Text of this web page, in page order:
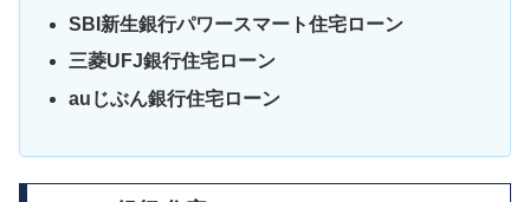
SBI新生銀行パワースマート住宅ローン
三菱UFJ銀行住宅ローン
auじぶん銀行住宅ローン